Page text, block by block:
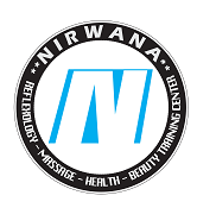
content